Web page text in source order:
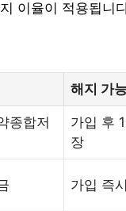
이율이 적용됩니
해지 가
종합저
가입 후
장
가입 즉